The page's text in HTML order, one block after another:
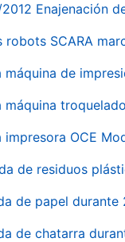
2012 Enajenación
SCARA
de
máquina
impresora OCE
de residuos
de papel durante
de chatarra